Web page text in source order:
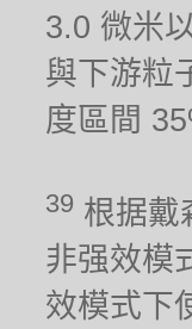
3.0 微米
與下游粒
度區間
39 根据戴
非强效模
效模式下